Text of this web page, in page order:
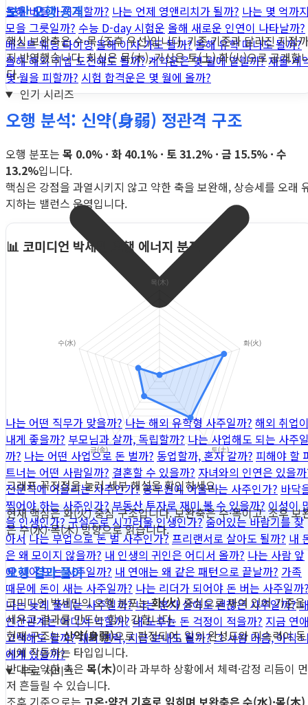
올해 버틸까 이직할까? 나는 언제 영앤리치가 될까? 나는 몇 억까
모을 그릇일까? 수능 D-day 시험운 올해 새로운 인연이 나타날까?
베스트 웨딩 타이밍 올해 이사 가도 될까?올해 유학 떠나도 될까?
올해 해외 취업 도전해도 될까?계약운은 몇 월에 열릴까?재물·계
몇 월을 피할까? 시험 합격운은 몇 월에 올까?
인기 시리즈
나는 어떤 직무가 맞을까? 나는 해외 유학형 사주일까? 해외 취업
내게 좋을까? 부모님과 살까, 독립할까?나는 사업해도 되는 사주
까? 나는 어떤 사업으로 돈 벌까? 동업할까, 혼자 갈까? 피해야 할
트너는 어떤 사람일까? 결혼할 수 있을까? 자녀와의 인연은 있을
전문직에 어울리는 사주인가? 공무원에 어울리는 사주인가? 바닥
찍어야 하는 사주인가? 부동산 투자로 재미 볼 수 있을까? 이성이
을 인생인가?구설수로 시끄러울 인생인가? 숨어있는 바람기를 찾
아서 나는 부업으로 돈 벌 사주인가?프리랜서로 살아도 될까? 내
은 왜 모이지 않을까?내 인생의 귀인은 어디서 올까?나는 사람 앞
에 서야 뜨는 사주일까? 내 연애는 왜 같은 패턴으로 끝날까? 가족
때문에 돈이 새는 사주일까? 나는 리더가 되어야 돈 버는 사주일까
나는 늦게 풀리는 사주일까?나는 혼자 살아도 괜찮은 사주일까?
인간관계는 어디서 막힐까? 내 노후는 돈 걱정이 적을까? 지금 연
고백해도 될까?재회 연락, 지금 보내도 될까?그 사람 마음, 아직
에게 있을까?
무료 서비스
보완 오행 공개
핵심 보완축은 수·목 (조후 우선)입니다. 기존 기준과 달라진 지점까
지 반영했습니다. 희신은 목(木), 기신은 토(土)·화(火)으로 공개합
다.
오행 분석: 신약(身弱) 정관격 구조
오행 분포는 목 0.0% · 화 40.1% · 토 31.2% · 금 15.5% · 수
13.2%입니다.
핵심은 강점을 과열시키지 않고 약한 축을 보완해, 상승세를 오래
지하는 밸런스 운영입니다.
📊 코미디언 박세민 오행 에너지 분포
그래프 꼭짓점을 눌러 세부 해설을 확인하세요.
현재 핵심은 화(火) 중심 구조입니다. 보완축은 수·목이고, 조후 보
은 수(水)·목(木) 방향으로 읽습니다.
오행 결과 풀이
코미디언 박세민의 오행 분포는화(火)중심으로 짜여 있어 기준을
세우고 결과를 만드는 힘이 강합니다.
현재 구조는신약(身弱)으로 판정되어, 일의 완성도와 지속력이 동
시에 작동하는 타입입니다.
반대로 약한 축은 목(木)이라 과부하 상황에서 체력·감정 리듬이 먼
저 흔들릴 수 있습니다.
조후 기준으로는 고온·약건 기후로 읽히며 보완축은 수(水)·목(木)